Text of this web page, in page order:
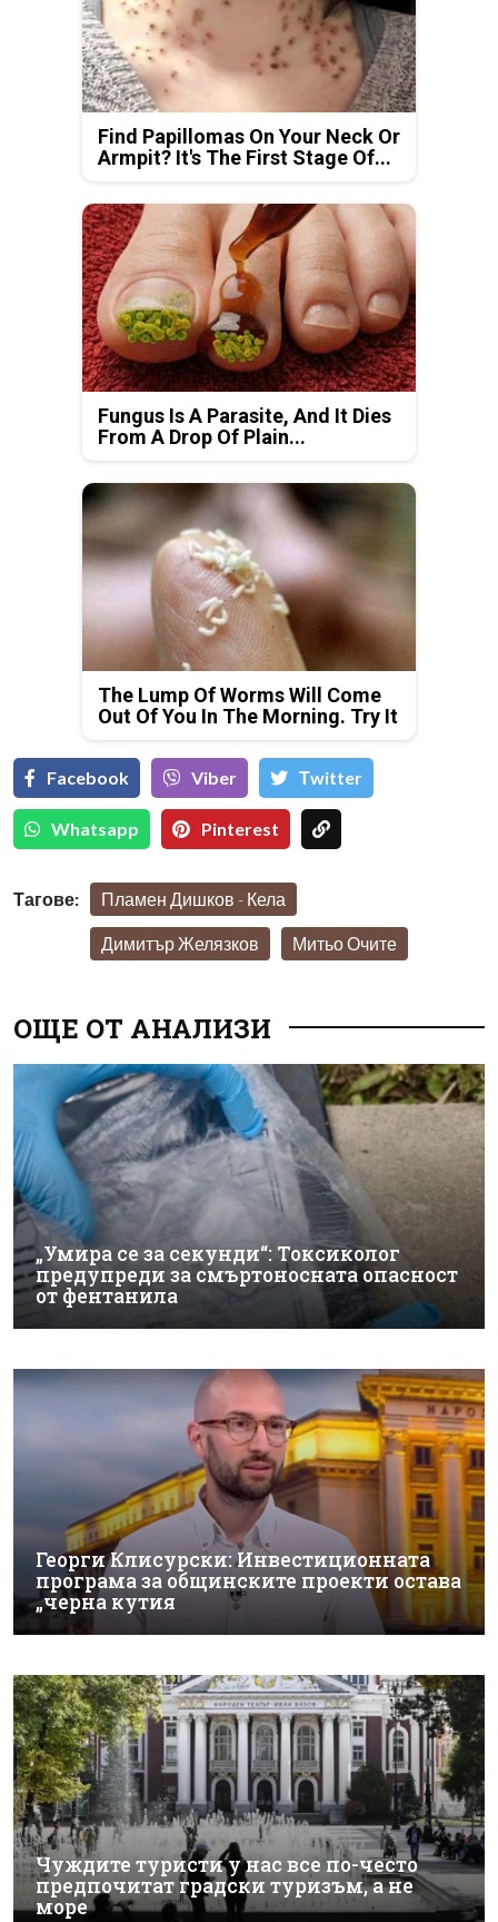
Find Papillomas On Your Neck Or
Armpit? It's The First Stage Of...
Fungus Is A Parasite, And It Dies
From A Drop Of Plain...
The Lump Of Worms Will Come
Out Of You In The Morning. Try It
Facebook Viber Тwitter
Whatsapp Pinterest
Тагове: Пламен Дишков - Кела
Димитър Желязков Митьо Очите
ОЩЕ ОТ АНАЛИЗИ
„Умира се за секунди“: Токсиколог
предупреди за смъртоносната опасност
от фентанила
Георги Клисурски: Инвестиционната
програма за общинските проекти остава
„черна кутия
Чуждите туристи у нас все по-често
предпочитат градски туризъм, а не
море